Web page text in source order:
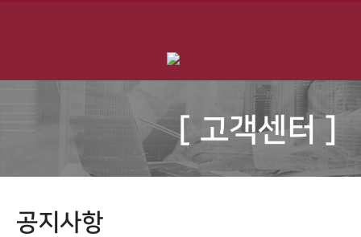
[ 고객센터 ]
공지사항